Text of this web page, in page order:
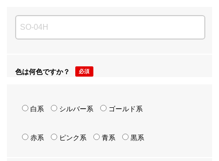
色は何色ですか？ 必須
白系 シルバー系 ゴールド系
赤系 ピンク系 青系 黒系